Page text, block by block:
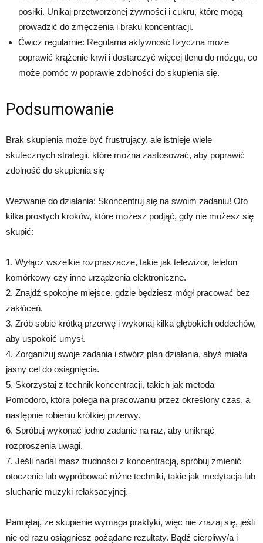
posiłki. Unikaj przetworzonej żywności i cukru, które mogą
prowadzić do zmęczenia i braku koncentracji.
Ćwicz regularnie: Regularna aktywność fizyczna może
poprawić krążenie krwi i dostarczyć więcej tlenu do mózgu, co
może pomóc w poprawie zdolności do skupienia się.
Podsumowanie
Brak skupienia może być frustrujący, ale istnieje wiele
skutecznych strategii, które można zastosować, aby poprawić
zdolność do skupienia się
Wezwanie do działania: Skoncentruj się na swoim zadaniu! Oto
kilka prostych kroków, które możesz podjąć, gdy nie możesz się
skupić:
1. Wyłącz wszelkie rozpraszacze, takie jak telewizor, telefon
komórkowy czy inne urządzenia elektroniczne.
2. Znajdź spokojne miejsce, gdzie będziesz mógł pracować bez
zakłóceń.
3. Zrób sobie krótką przerwę i wykonaj kilka głębokich oddechów,
aby uspokoić umysł.
4. Zorganizuj swoje zadania i stwórz plan działania, abyś miał/a
jasny cel do osiągnięcia.
5. Skorzystaj z technik koncentracji, takich jak metoda
Pomodoro, która polega na pracowaniu przez określony czas, a
następnie robieniu krótkiej przerwy.
6. Spróbuj wykonać jedno zadanie na raz, aby uniknąć
rozproszenia uwagi.
7. Jeśli nadal masz trudności z koncentracją, spróbuj zmienić
otoczenie lub wypróbować różne techniki, takie jak medytacja lub
słuchanie muzyki relaksacyjnej.
Pamiętaj, że skupienie wymaga praktyki, więc nie zrażaj się, jeśli
nie od razu osiągniesz pożądane rezultaty. Bądź cierpliwy/a i